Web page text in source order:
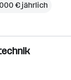
€ jährlich